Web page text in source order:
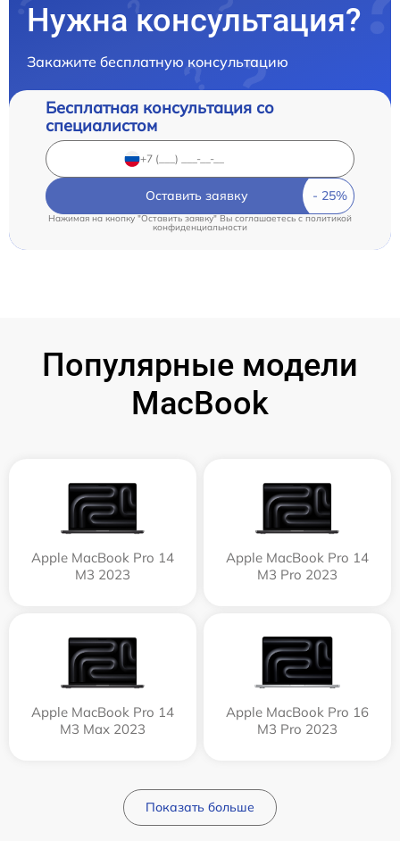
Нужна консультация?
Закажите бесплатную консультацию
Бесплатная консультация со
специалистом
Оставить заявку
Нажимая на кнопку "Оставить заявку" Вы соглашаетесь cполитикой
конфиденциальности
Популярные модели
MacBook
Apple MacBook Pro 14
M3 2023
Apple MacBook Pro 14
M3 Pro 2023
Apple MacBook Pro 14
M3 Max 2023
Apple MacBook Pro 16
M3 Pro 2023
Показать больше